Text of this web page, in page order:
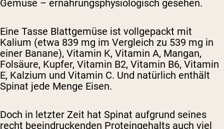
Gemüse – ernährungsphysiologisch gesehen.
Eine Tasse Blattgemüse ist vollgepackt mit
Kalium (etwa 839 mg im Vergleich zu 539 mg in
einer Banane), Vitamin K, Vitamin A, Mangan,
Folsäure, Kupfer, Vitamin B2, Vitamin B6, Vitamin
E, Kalzium und Vitamin C. Und natürlich enthält
Spinat jede Menge Eisen.
Doch in letzter Zeit hat Spinat aufgrund seines
recht beeindruckenden Proteingehalts auch viel